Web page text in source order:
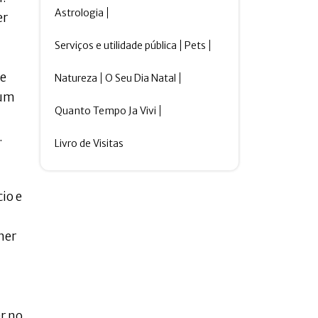
e
Astrologia
Serviços e utilidade pública Pets
Natureza O Seu Dia Natal
Quanto Tempo Ja Vivi
Livro de Visitas